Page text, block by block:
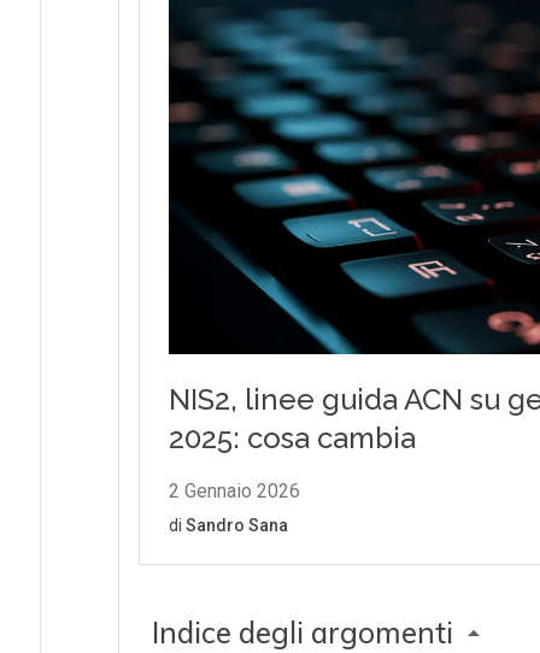
Indice degli argomenti